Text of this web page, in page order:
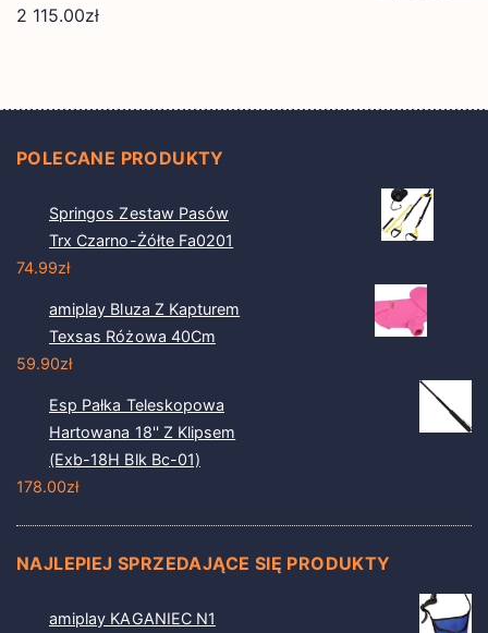
2 115.00zł
POLECANE PRODUKTY
Springos Zestaw Pasów
Trx Czarno-Żółte Fa0201
74.99zł
amiplay Bluza Z Kapturem
Texsas Różowa 40Cm
59.90zł
Esp Pałka Teleskopowa
Hartowana 18'' Z Klipsem
(Exb-18H Blk Bc-01)
178.00zł
NAJLEPIEJ SPRZEDAJĄCE SIĘ PRODUKTY
amiplay KAGANIEC N1